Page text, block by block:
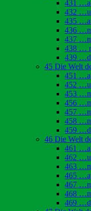
431
432
435
436
437
438 …
439
45 Die Welt
451
452
453
456
457
458
459
46 Die Welt
461
462
463
465
467
468
469